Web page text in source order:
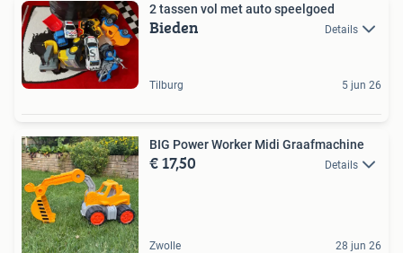
2 tassen vol met auto speelgoed
Bieden Details
Tilburg 5 jun 26
BIG Power Worker Midi Graafmachine
€ 17,50 Details
Zwolle 28 jun 26